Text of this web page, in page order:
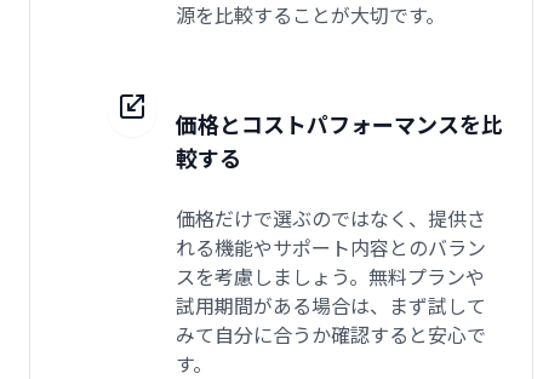
源を比較することが大切です。
価格とコストパフォーマンスを比
較する
価格だけで選ぶのではなく、提供さ
れる機能やサポート内容とのバラン
スを考慮しましょう。無料プランや
試用期間がある場合は、まず試して
みて自分に合うか確認すると安心で
す。